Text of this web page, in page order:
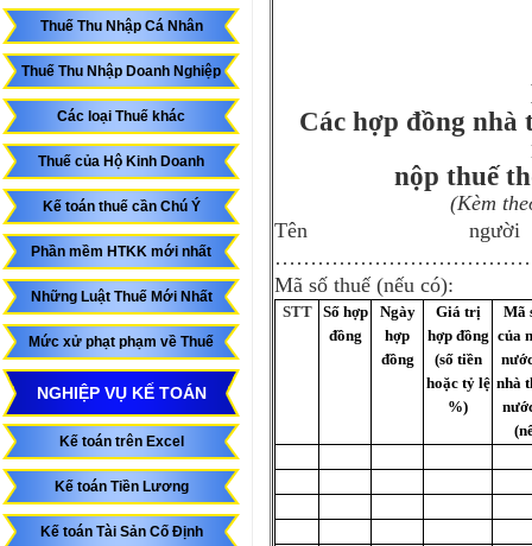
Thuế Thu Nhập Cá Nhân
Thuế Thu Nhập Doanh Nghiệp
Các loại Thuế khác
Thuế của Hộ Kinh Doanh
Kế toán thuế cần Chú Ý
Phần mềm HTKK mới nhất
Những Luật Thuế Mới Nhất
Mức xử phạt phạm về Thuế
NGHIỆP VỤ KẾ TOÁN
Kế toán trên Excel
Kế toán Tiền Lương
Kế toán Tài Sản Cố Định
Các hợp đồng nhà
nộp thuế th
(Kèm
Tên
Mã số thuế (nếu có):
STT Số hợp
đồng
Ngày
hợp
đồng
Giá trị
hợp đồng
(số tiền
hoặc tỷ lệ
%)
Mã
của
nhà
(n